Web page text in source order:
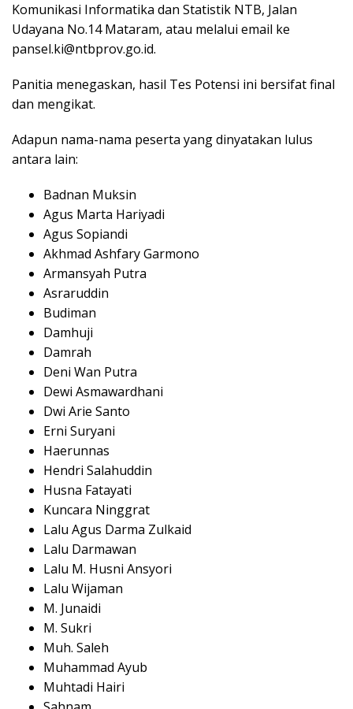
Komunikasi Informatika dan Statistik NTB, Jalan
Udayana No.14 Mataram, atau melalui email ke
pansel.ki@ntbprov.go.id.
Panitia menegaskan, hasil Tes Potensi ini bersifat final
dan mengikat.
Adapun nama-nama peserta yang dinyatakan lulus
antara lain:
Badnan Muksin
Agus Marta Hariyadi
Agus Sopiandi
Akhmad Ashfary Garmono
Armansyah Putra
Asraruddin
Budiman
Damhuji
Damrah
Deni Wan Putra
Dewi Asmawardhani
Dwi Arie Santo
Erni Suryani
Haerunnas
Hendri Salahuddin
Husna Fatayati
Kuncara Ninggrat
Lalu Agus Darma Zulkaid
Lalu Darmawan
Lalu M. Husni Ansyori
Lalu Wijaman
M. Junaidi
M. Sukri
Muh. Saleh
Muhammad Ayub
Muhtadi Hairi